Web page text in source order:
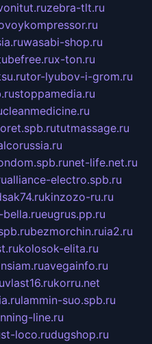
zebra-tlt.ru
wasabi-shop.ru
x-ton.ru
tor-lyubov-i-grom.ru
stoppamedia.ru
cleanmedicine.ru
tutmassage.ru
net-life.net.ru
alliance-electro.spb.ru
kinzozo-ru.ru
eugrus.pp.ru
bezmorchin.ruia2.ru
kolosok-elita.ru
avegainfo.ru
vlast16.rukorru.net
lammin-suo.spb.ru
line.ru
loco.rudugshop.ru